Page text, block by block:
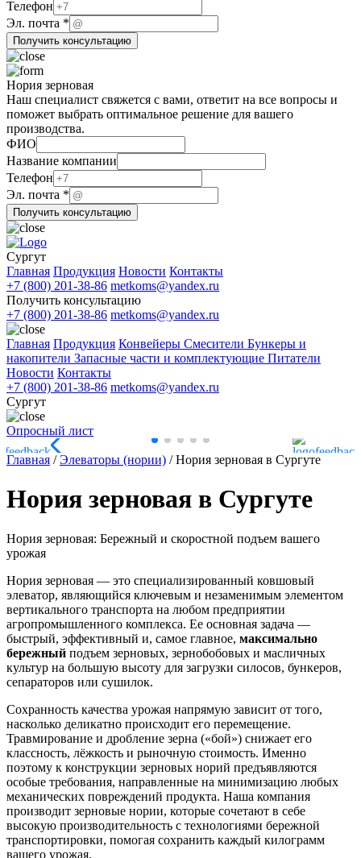
Телефон
почта
Телефон
Эл. почта *
Получить консультацию
Нория зерновая
Наш специалист свяжется с вами, ответит на все вопросы и
поможет выбрать оптимальное решение для вашего
производства.
ФИО
Название компании
Телефон
почта
Название
компании
Эл. почта *
Получить консультацию
Сургут
Главная Продукция Новости Контакты
+7 (800) 201-38-86 metkoms@yandex.ru
Получить консультацию
+7 (800) 201-38-86 metkoms@yandex.ru
Главная Продукция Конвейеры Смесители Бункеры и
накопители Запасные части и комплектующие Питатели
Новости Контакты
+7 (800) 201-38-86 metkoms@yandex.ru
Сургут
Опросный лист
Главная /Элеваторы (нории) /Нория зерновая в Сургуте
Нория зерновая в Сургуте
Нория зерновая: Бережный и скоростной подъем вашего
урожая
Нория зерновая — это специализированный ковшовый
элеватор, являющийся ключевым и незаменимым элементом
вертикального транспорта на любом предприятии
агропромышленного комплекса. Ее основная задача —
быстрый, эффективный и, самое главное, максимально
бережный подъем зерновых, зернобобовых и масличных
культур на большую высоту для загрузки силосов, бункеров,
сепараторов или сушилок.
Сохранность качества урожая напрямую зависит от того,
насколько деликатно происходит его перемещение.
Травмирование и дробление зерна («бой») снижает его
классность, лёжкость и рыночную стоимость. Именно
поэтому к конструкции зерновых норий предъявляются
особые требования, направленные на минимизацию любых
механических повреждений продукта. Наша компания
производит зерновые нории, которые сочетают в себе
высокую производительность с технологиями бережной
транспортировки, помогая сохранить каждый килограмм
вашего урожая.